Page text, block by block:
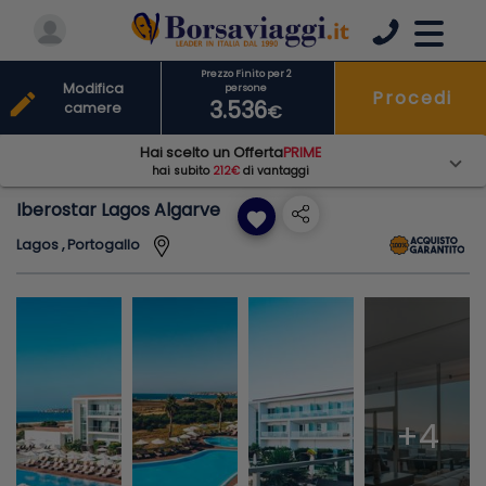
Iberostar Lagos Algarve favorite
Lagos , Portogallo
+4
Prezzo Finito per 2
persone
3.536€
Procedi
edit
Modifica
camere
Hai scelto un OffertaPRIME
hai subito 212€di vantaggi